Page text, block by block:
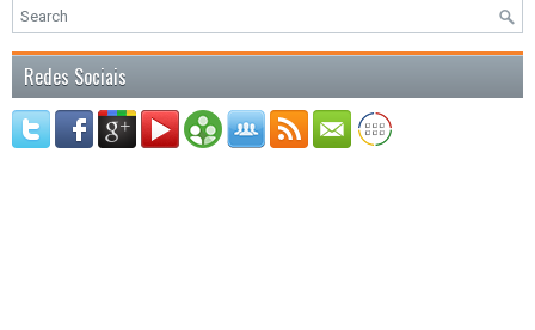
Redes Sociais